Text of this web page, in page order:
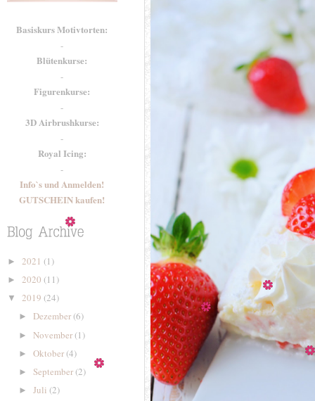
Basiskurs Motivtorten:
-
Blütenkurse:
-
Figurenkurse:
-
3D Airbrushkurse:
-
Royal Icing:
-
Info`s und Anmelden!
GUTSCHEIN kaufen!
► 2021 (1)
► 2020 (11)
▼ 2019 (24)
► Dezember(6)
► November(1)
► Oktober(4)
► September(2)
► Juli (2)